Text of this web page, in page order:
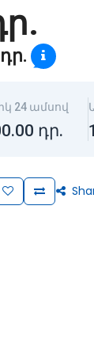
դր.
24 ամսով
դր.